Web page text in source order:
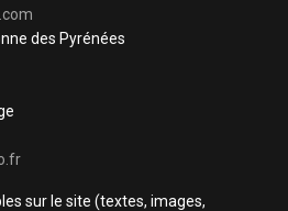
des Pyrénées
sur le site (textes, images,